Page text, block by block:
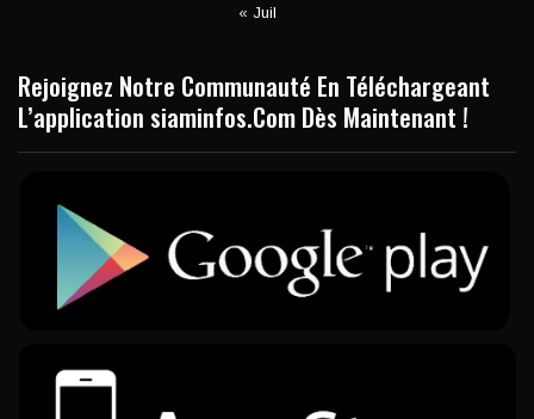
« Juil
Rejoignez Notre Communauté En Téléchargeant
L’application siaminfos.Com Dès Maintenant !